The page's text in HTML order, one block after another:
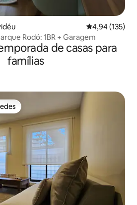
4,94 de uma
4,94 (135)
Rodó: 1BR + Garagem
de casas para
famílias
dos hóspedes